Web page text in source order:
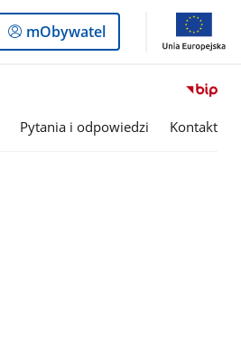
Logowanie
do
mObywatel
Pytania i odpowiedzi Kontakt